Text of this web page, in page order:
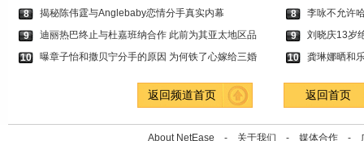
8
揭秘陈伟霆与Anglebaby恋情分手真实内幕
9
迪丽热巴终止与杜嘉班纳合作 此前为其亚太地区品
10
曝章子怡和撒贝宁分手的原因 为何铁了心嫁给三婚
8
李咏不允许
9
刘晓庆13岁
10
龚琳娜晒和
返回频道首页 返回首页
About NetEase - 关于我们 - 媒体合作 -